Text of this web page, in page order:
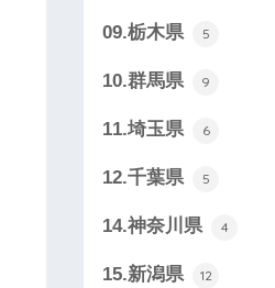
09.栃木県 5
10.群馬県 9
11.埼玉県 6
12.千葉県 5
14.神奈川県 4
15.新潟県 12